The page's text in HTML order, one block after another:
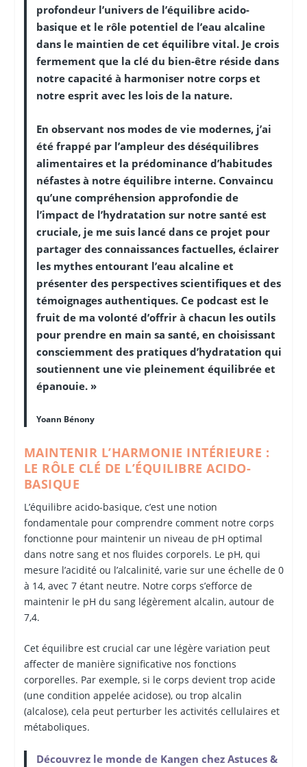
profondeur l’univers de l’équilibre acido-
basique et le rôle potentiel de l’eau alcaline
dans le maintien de cet équilibre vital. Je crois
fermement que la clé du bien-être réside dans
notre capacité à harmoniser notre corps et
notre esprit avec les lois de la nature.
En observant nos modes de vie modernes, j’ai
été frappé par l’ampleur des déséquilibres
alimentaires et la prédominance d’habitudes
néfastes à notre équilibre interne. Convaincu
qu’une compréhension approfondie de
l’impact de l’hydratation sur notre santé est
cruciale, je me suis lancé dans ce projet pour
partager des connaissances factuelles, éclairer
les mythes entourant l’eau alcaline et
présenter des perspectives scientifiques et des
témoignages authentiques. Ce podcast est le
fruit de ma volonté d’offrir à chacun les outils
pour prendre en main sa santé, en choisissant
consciemment des pratiques d’hydratation qui
soutiennent une vie pleinement équilibrée et
épanouie. »
Yoann Bénony
MAINTENIR L’HARMONIE INTÉRIEURE :
LE RÔLE CLÉ DE L’ÉQUILIBRE ACIDO-
BASIQUE
L’équilibre acido-basique, c’est une notion
fondamentale pour comprendre comment notre corps
fonctionne pour maintenir un niveau de pH optimal
dans notre sang et nos fluides corporels. Le pH, qui
mesure l’acidité ou l’alcalinité, varie sur une échelle de 0
à 14, avec 7 étant neutre. Notre corps s’efforce de
maintenir le pH du sang légèrement alcalin, autour de
7,4.
Cet équilibre est crucial car une légère variation peut
affecter de manière significative nos fonctions
corporelles. Par exemple, si le corps devient trop acide
(une condition appelée acidose), ou trop alcalin
(alcalose), cela peut perturber les activités cellulaires et
métaboliques.
Découvrez le monde de Kangen chez Astuces &